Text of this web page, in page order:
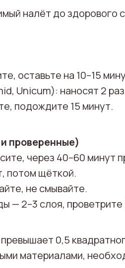
налёт до здорового
оставьте на 10–15
Unicum): наносят 2
подождите 15 минут.
проверенные)
через 40–60 минут
потом щёткой.
не смывайте.
— 2–3 слоя,
0,5
материалами,